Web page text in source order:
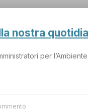
nostra
per